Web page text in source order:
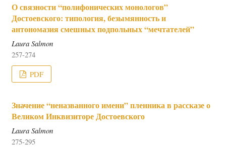
О связности “полифонических монологов”
Достоевского: типология, безымянность и
антономазия смешных подпольных “мечтателей”
Laura Salmon
257-274
PDF
Значение “неназванного имени” пленника в рассказе о
Великом Инквизиторе Достоевского
Laura Salmon
275-295